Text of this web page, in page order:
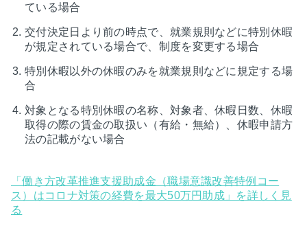
ている場合
交付決定日より前の時点で、就業規則などに特別休暇
が規定されている場合で、制度を変更する場合
特別休暇以外の休暇のみを就業規則などに規定する場
合
対象となる特別休暇の名称、対象者、休暇日数、休暇
取得の際の賃金の取扱い（有給・無給）、休暇申請方
法の記載がない場合
「働き方改革推進支援助成金（職場意識改善特例コー
ス）はコロナ対策の経費を最大50万円助成」を詳しく見
る